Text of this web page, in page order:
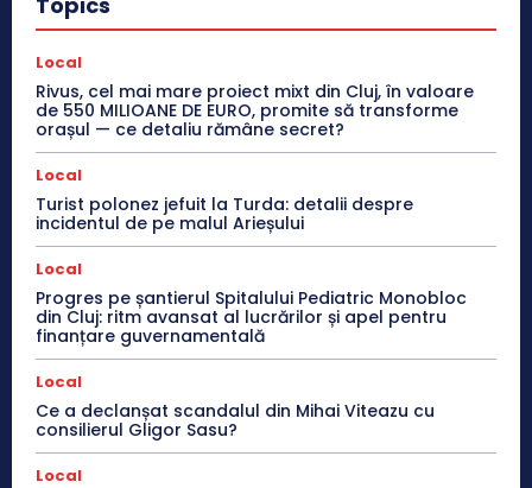
Local
Rivus, cel mai mare proiect mixt din Cluj, în valoare
de 550 MILIOANE DE EURO, promite să transforme
orașul — ce detaliu rămâne secret?
Local
Turist polonez jefuit la Turda: detalii despre
incidentul de pe malul Arieșului
Local
Progres pe șantierul Spitalului Pediatric Monobloc
din Cluj: ritm avansat al lucrărilor și apel pentru
finanțare guvernamentală
Local
Ce a declanșat scandalul din Mihai Viteazu cu
consilierul Gligor Sasu?
Local